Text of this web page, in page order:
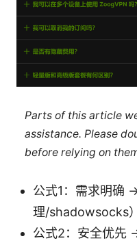
Parts of this article
assistance. Please
before relying on
公式1：需求明确
理/shadowsocks）
公式2：安全优先